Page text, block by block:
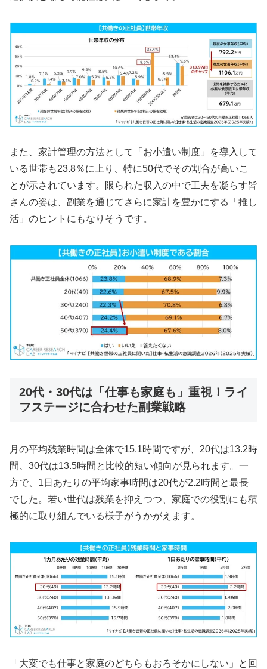
また、家計管理の方法として「お小遣い制度」を導入して
いる世帯も23.8％に上り、特に50代でその割合が高いこ
とが示されています。限られた収入の中で工夫を凝らす皆
さんの姿は、副業を通じてさらに家計を豊かにする「推し
活」のヒントにもなりそうです。
20代・30代は「仕事も家庭も」重視！ライ
フステージに合わせた副業戦略
月の平均残業時間は全体で15.1時間ですが、20代は13.2時
間、30代は13.5時間と比較的短い傾向が見られます。一
方で、1日あたりの平均家事時間は20代が2.2時間と最長
でした。若い世代は残業を抑えつつ、家庭での役割にも積
極的に取り組んでいる様子がうかがえます。
「大変でも仕事と家庭のどちらもおろそかにしない」と回